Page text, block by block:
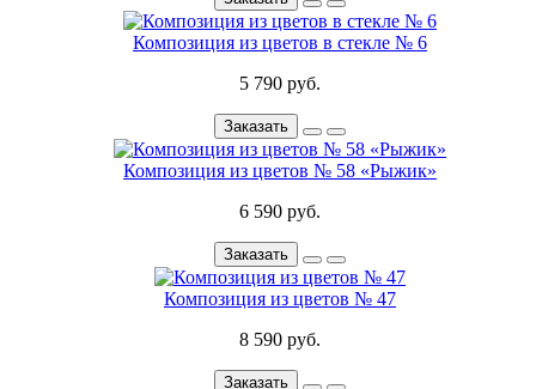
Композиция из цветов в стекле № 6
5 790 руб.
Заказать
Композиция из цветов № 58 «Рыжик»
6 590 руб.
Заказать
Композиция из цветов № 47
8 590 руб.
Заказать